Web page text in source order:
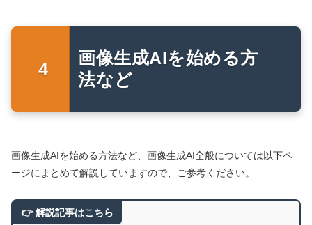
画像生成AIを始める方
法など
画像生成AIを始める方法など、画像生成AI全般については以下ペ
ージにまとめて解説していますので、ご参考ください。